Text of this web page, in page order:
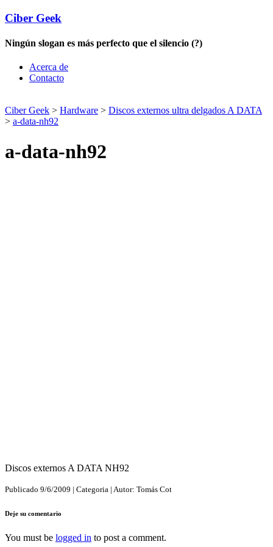
Ciber Geek
Ningún slogan es más perfecto que el silencio (?)
Acerca de
Contacto
Ciber Geek > Hardware > Discos externos ultra delgados A DATA
> a-data-nh92
a-data-nh92
Discos externos A DATA NH92
Publicado 9/6/2009 | Categoria | Autor: Tomás Cot
Deje su comentario
You must be logged in to post a comment.